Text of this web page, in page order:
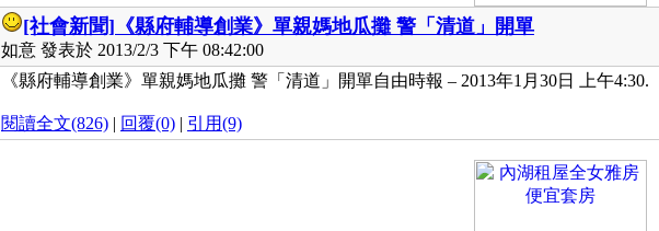
[社會新聞] 《縣府輔導創業》單親媽地瓜攤 警「清道」開單
如意 發表於 2013/2/3 下午 08:42:00
《縣府輔導創業》單親媽地瓜攤 警「清道」開單自由時報 – 2013年1月30日 上午4:30.
閱讀全文(826) | 回覆(0) | 引用(9)